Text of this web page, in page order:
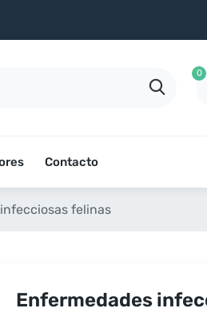
0
Contacto
felinas
Enfermedades